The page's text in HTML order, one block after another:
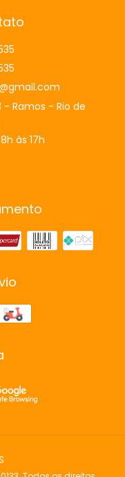
- Ramos - Rio de
às 17h